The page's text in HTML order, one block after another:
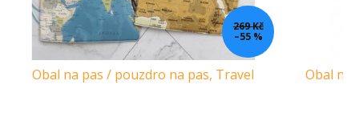
269 Kč
–55 %
Obal na pas / pouzdro na pas, Travel Obal na